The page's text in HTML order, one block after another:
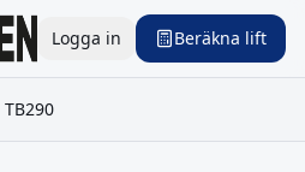
Logga in Beräkna lift
TB290